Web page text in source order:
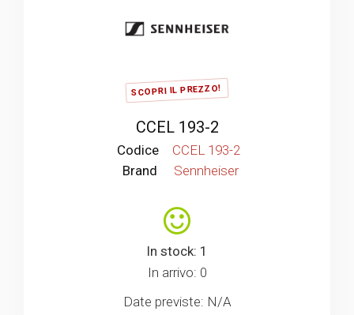
SCOPRI IL PREZZO!
CCEL 193-2
Codice
CCEL 193-2
Brand
Sennheiser
In stock: 1
In arrivo: 0
Date previste: N/A